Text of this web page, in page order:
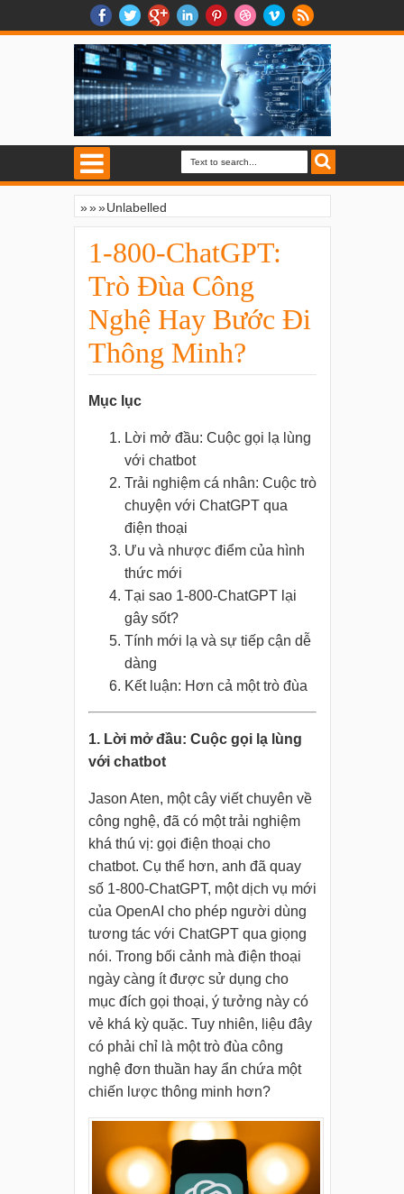
»» Unlabelled
»
1-800-ChatGPT:
Trò Đùa Công
Nghệ Hay Bước Đi
Thông Minh?
Mục lục
Lời mở đầu: Cuộc gọi lạ lùng
với chatbot
Trải nghiệm cá nhân: Cuộc trò
chuyện với ChatGPT qua
điện thoại
Ưu và nhược điểm của hình
thức mới
Tại sao 1-800-ChatGPT lại
gây sốt?
Tính mới lạ và sự tiếp cận dễ
dàng
Kết luận: Hơn cả một trò đùa
1. Lời mở đầu: Cuộc gọi lạ lùng
với chatbot
Jason Aten, một cây viết chuyên về
công nghệ, đã có một trải nghiệm
khá thú vị: gọi điện thoại cho
chatbot. Cụ thể hơn, anh đã quay
số 1-800-ChatGPT, một dịch vụ mới
của OpenAI cho phép người dùng
tương tác với ChatGPT qua giọng
nói. Trong bối cảnh mà điện thoại
ngày càng ít được sử dụng cho
mục đích gọi thoại, ý tưởng này có
vẻ khá kỳ quặc. Tuy nhiên, liệu đây
có phải chỉ là một trò đùa công
nghệ đơn thuần hay ẩn chứa một
chiến lược thông minh hơn?